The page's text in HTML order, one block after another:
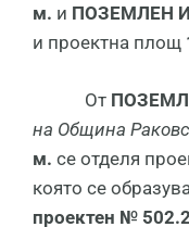
м. и ПОЗЕМЛЕН
и проектна площ
От
на Община
м. се отделя
която се образува
проектен №